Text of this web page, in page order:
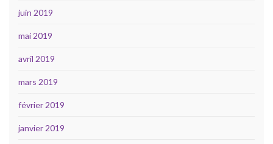
juin 2019
mai 2019
avril 2019
mars 2019
février 2019
janvier 2019